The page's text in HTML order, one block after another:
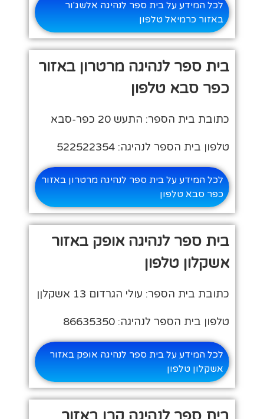
לכל המידע על בית ספר לנהיגה אלשג'ור
באזור כרמיאל טלפון
בית ספר לנהיגה מרטרון באזור
כפר סבא טלפון
כתובת בית הספר: התעש 20 כפר-סבא
טלפון בית הספר לנהיגה: 522522354
לכל המידע על בית ספר לנהיגה מרטרון באזור
כפר סבא טלפון
בית ספר לנהיגה אופק באזור
אשקלון טלפון
כתובת בית הספר: עולי הגרדום 13 אשקלןן
טלפון בית הספר לנהיגה: 86635350
לכל המידע על בית ספר לנהיגה אופק באזור
אשקלון טלפון